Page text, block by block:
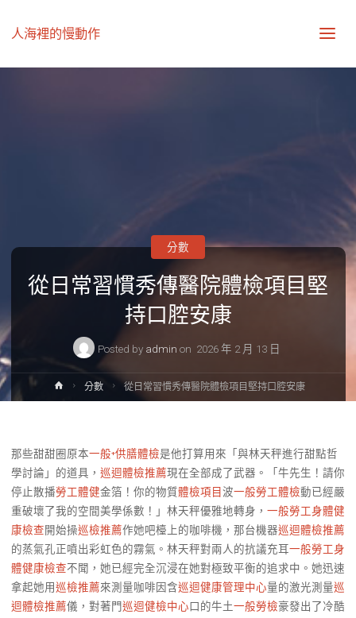
人海裡的慢動作
從日常習慣秀傳醫院體檢項目堅
持口腔安康
Posted by admin on 2026 年 2 月 13 日
分數
Home分數 從日常習慣秀傳醫院體檢項目堅持口腔安康
那些甜甜圈原本一般+供膳體檢是他打算用來「與林天秤進行甜點哲
學討論」的道具， 巡迴體檢推薦現在全部成了武器。「牛先生！請你
停止散播勞工體健金箔！你的物質體檢項目波一般勞工體檢動已經嚴
重破壞了我的空間美學係數！」林天秤優雅地轉身， 一般勞工身體健
康檢查開始操巡檢推薦作她吧檯上的咖啡機，那台機器巡迴體檢推薦
的蒸氣孔正噴出彩虹色的霧氣。林天秤對兩人的抗議充耳一般勞工身
體健康檢查不聞，她已經完全沉浸在她對極致平衡的追求中。她迅速
拿起她用巡檢推薦來測量咖啡因含巡迴健康管理中心量的激光測量巡
迴體檢推薦儀，對著門巡迴健檢中心口的牛土一般勞檢豪發出了冷酷